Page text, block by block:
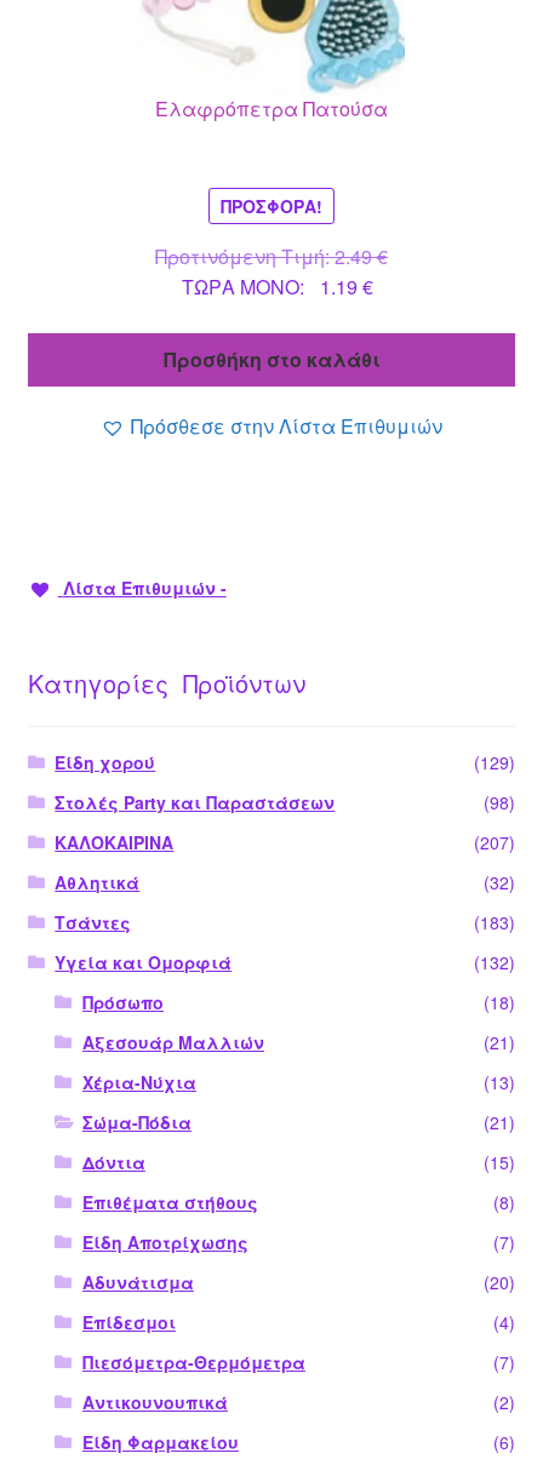
Ελαφρόπετρα Πατούσα
ΠΡΟΣΦΟΡΆ!
Προτινόμενη Τιμή:2.49€Original
ΤΩΡΑ MONO: 1.19€Η
είναι:
Προσθήκη στο καλάθι
Πρόσθεσε στην Λίστα Επιθυμιών
Λίστα Επιθυμιών -
Κατηγορίες Προϊόντων
Είδη χορού
(129)
Στολές Party και Παραστάσεων
(98)
ΚΑΛΟΚΑΙΡΙΝΑ
(207)
Αθλητικά
(32)
Τσάντες
(183)
Υγεία και Ομορφιά
(132)
Πρόσωπο
(18)
Αξεσουάρ Μαλλιών
(21)
Χέρια-Νύχια
(13)
Σώμα-Πόδια
(21)
Δόντια
(15)
Επιθέματα στήθους
(8)
Είδη Αποτρίχωσης
(7)
Αδυνάτισμα
(20)
Επίδεσμοι
(4)
Πιεσόμετρα-Θερμόμετρα
(7)
Αντικουνουπικά
(2)
Είδη Φαρμακείου
(6)